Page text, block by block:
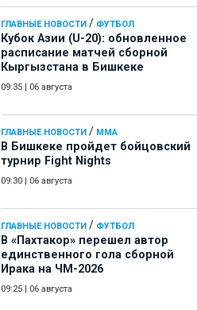
ГЛАВНЫЕ НОВОСТИ / ФУТБОЛ
Кубок Азии (U-20): обновленное
расписание матчей сборной
Кыргызстана в Бишкеке
09:35 06 августа
ГЛАВНЫЕ НОВОСТИ / ММА
В Бишкеке пройдет бойцовский
турнир Fight Nights
09:30 06 августа
ГЛАВНЫЕ НОВОСТИ / ФУТБОЛ
В «Пахтакор» перешел автор
единственного гола сборной
Ирака на ЧМ-2026
09:25 06 августа